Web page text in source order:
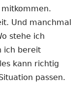
Und manchmal
stehe ich
ich bereit
kann richtig
passen.